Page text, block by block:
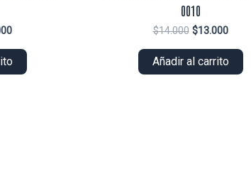
El
actual
es:
0010
$14.000 El
original
era:
$13.000El
actual
es:
Añadir al carrito